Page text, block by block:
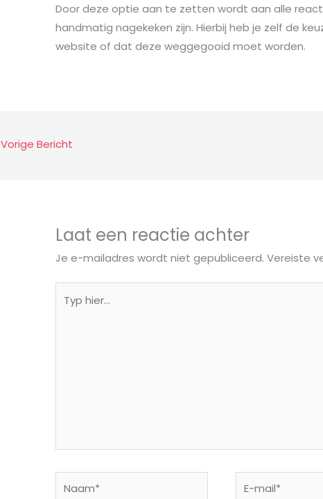
Door deze optie aan te zetten wordt aan alle
handmatig nagekeken zijn. Hierbij heb je zelf de
website of dat deze weggegooid moet worden.
Vorige Bericht
Laat een reactie achter
Je e-mailadres wordt niet gepubliceerd. Vereiste
hier...